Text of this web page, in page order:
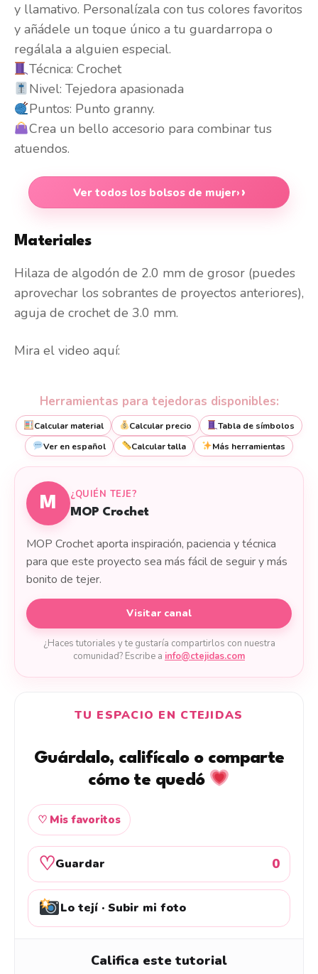
y llamativo. Personalízala con tus colores favoritos
y añádele un toque único a tu guardarropa o
regálala a alguien especial.
Técnica: Crochet
Nivel: Tejedora apasionada
Puntos: Punto granny.
Crea un bello accesorio para combinar tus
atuendos.
Ver todos los bolsos de mujer›
Materiales
Hilaza de algodón de 2.0 mm de grosor (puedes
aprovechar los sobrantes de proyectos anteriores),
aguja de crochet de 3.0 mm.
Mira el video aquí:
Herramientas para tejedoras disponibles:
Calcular material Calcular precio
Tabla de símbolos
Ver en español
Calcular talla Más herramientas
M
¿QUIÉN TEJE?
MOP Crochet
MOP Crochet aporta inspiración, paciencia y técnica
para que este proyecto sea más fácil de seguir y más
bonito de tejer.
Visitar canal
¿Haces tutoriales y te gustaría compartirlos con nuestra
comunidad? Escribe a info@ctejidas.com
TU ESPACIO EN CTEJIDAS
Guárdalo, califícalo o comparte
cómo te quedó
♡ Mis favoritos
♡Guardar 0
Lo tejí · Subir mi foto
Califica este tutorial